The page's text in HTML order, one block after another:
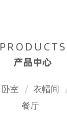
PRODUCTS
产品中心
卧室 衣帽间
餐厅